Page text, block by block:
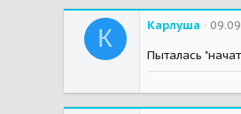
К Карлуша
Пыталась